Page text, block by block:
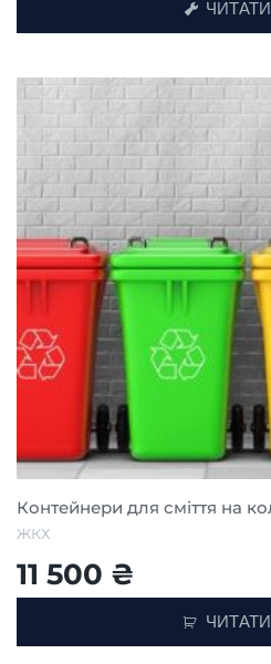
ЧИТАТИ
Контейнери для сміття на
ЖКХ
11 500 ₴
ЧИТАТИ